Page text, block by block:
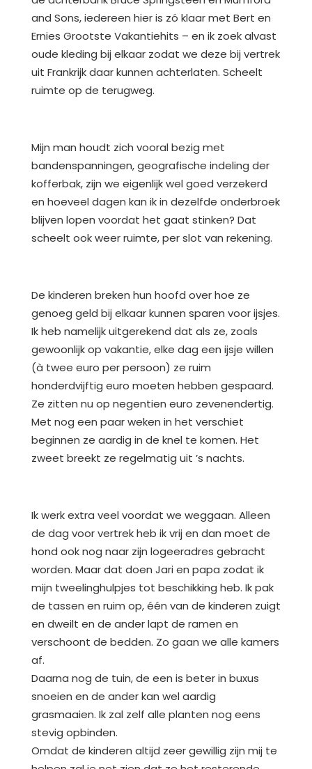
and Sons, iedereen hier is zó klaar met Bert en
Ernies Grootste Vakantiehits – en ik zoek alvast
oude kleding bij elkaar zodat we deze bij vertrek
uit Frankrijk daar kunnen achterlaten. Scheelt
ruimte op de terugweg.
Mijn man houdt zich vooral bezig met
bandenspanningen, geografische indeling der
kofferbak, zijn we eigenlijk wel goed verzekerd
en hoeveel dagen kan ik in dezelfde onderbroek
blijven lopen voordat het gaat stinken? Dat
scheelt ook weer ruimte, per slot van rekening.
De kinderen breken hun hoofd over hoe ze
genoeg geld bij elkaar kunnen sparen voor ijsjes.
Ik heb namelijk uitgerekend dat als ze, zoals
gewoonlijk op vakantie, elke dag een ijsje willen
(à twee euro per persoon) ze ruim
honderdvijftig euro moeten hebben gespaard.
Ze zitten nu op negentien euro zevenendertig.
Met nog een paar weken in het verschiet
beginnen ze aardig in de knel te komen. Het
zweet breekt ze regelmatig uit ’s nachts.
Ik werk extra veel voordat we weggaan. Alleen
de dag voor vertrek heb ik vrij en dan moet de
hond ook nog naar zijn logeeradres gebracht
worden. Maar dat doen Jari en papa zodat ik
mijn tweelinghulpjes tot beschikking heb. Ik pak
de tassen en ruim op, één van de kinderen zuigt
en dweilt en de ander lapt de ramen en
verschoont de bedden. Zo gaan we alle kamers
af.
Daarna nog de tuin, de een is beter in buxus
snoeien en de ander kan wel aardig
grasmaaien. Ik zal zelf alle planten nog eens
stevig opbinden.
Omdat de kinderen altijd zeer gewillig zijn mij te